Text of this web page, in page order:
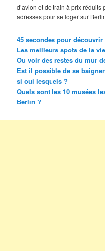
d’avion et de train à prix
adresses pour se loger sur
45 secondes pour découvrir
Les meilleurs spots de la
Ou voir des restes du mur
Est il possible de se
si oui lesquels ?
Quels sont les 10 musées
Berlin ?